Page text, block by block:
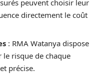
peuvent choisir leur
directement le coût
: RMA Watanya dispose
le risque de chaque
précise.